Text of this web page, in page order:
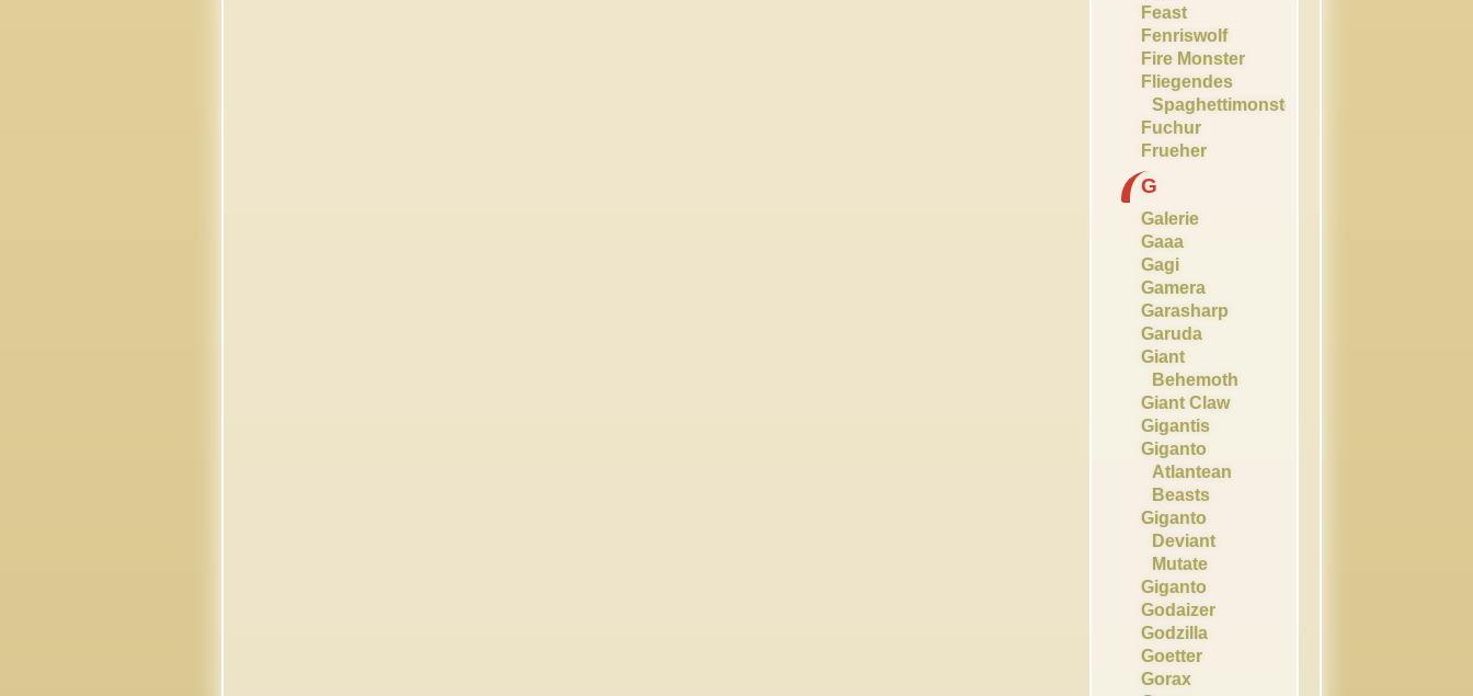
Feast
Fenriswolf
Fire Monster
Fliegendes
Spaghettimonster
Fuchur
Frueher
G
Galerie
Gaaa
Gagi
Gamera
Garasharp
Garuda
Giant
Behemoth
Giant Claw
Gigantis
Giganto
Atlantean
Beasts
Giganto
Deviant
Mutate
Giganto
Godaizer
Godzilla
Goetter
Gorax